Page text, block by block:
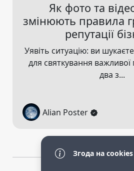
Як фото та
змінюють правила
репутації
Уявіть ситуацію: ви
для святкування важливої
два з...
Alian Poster
Згода на cookies